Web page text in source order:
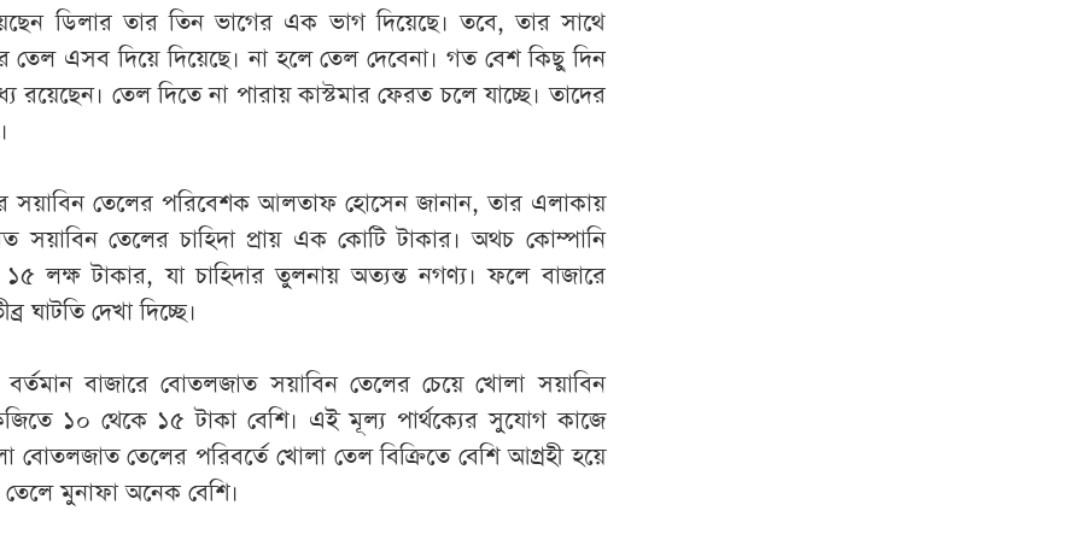
ডিলার তার তিন ভাগের এক ভাগ দিয়েছে। তবে, তার সাথে
তেল এসব দিয়ে দিয়েছে। না হলে তেল দেবেনা। গত বেশ কিছু দিন
রয়েছেন। তেল দিতে না পারায় কাস্টমার ফেরত চলে যাচ্ছে। তাদের
সয়াবিন তেলের পরিবেশক আলতাফ হোসেন জানান, তার এলাকায়
সয়াবিন তেলের চাহিদা প্রায় এক কোটি টাকার। অথচ কোম্পানি
১৫ লক্ষ টাকার, যা চাহিদার তুলনায় অত্যন্ত নগণ্য। ফলে বাজারে
ঘাটতি দেখা দিচ্ছে।
বাজারে বোতলজাত সয়াবিন তেলের চেয়ে খোলা সয়াবিন
১০ থেকে ১৫ টাকা বেশি। এই মূল্য পার্থক্যের সুযোগ কাজে
বোতলজাত তেলের পরিবর্তে খোলা তেল বিক্রিতে বেশি আগ্রহী হয়ে
মুনাফা অনেক বেশি।